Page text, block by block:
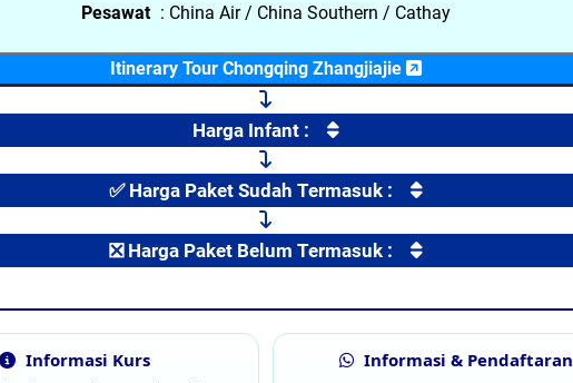
Pesawat : China Air / China Southern / Cathay
Itinerary Tour Chongqing Zhangjiajie
Harga Infant :
✅ Harga Paket Sudah Termasuk :
❎ Harga Paket Belum Termasuk :
Informasi Kurs Informasi & Pendaftaran